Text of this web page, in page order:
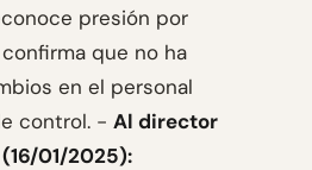
presión por
que no ha
en el personal
control. - Al director
01/2025):